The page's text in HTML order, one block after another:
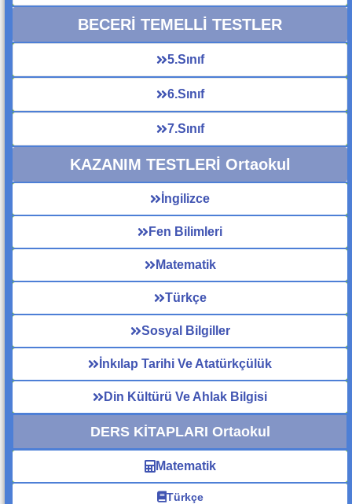
BECERİ TEMELLİ TESTLER
5.Sınıf
6.Sınıf
7.Sınıf
KAZANIM TESTLERİ Ortaokul
İngilizce
Fen Bilimleri
Matematik
Türkçe
Sosyal Bilgiller
İnkılap Tarihi Ve Atatürkçülük
Din Kültürü Ve Ahlak Bilgisi
DERS KİTAPLARI Ortaokul
Matematik
Türkçe